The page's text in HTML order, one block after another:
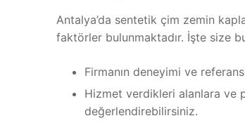
Antalya’da sentetik çim zemin
faktörler bulunmaktadır. İşte size
Firmanın deneyimi ve
Hizmet verdikleri alanlara ve
değerlendirebilirsiniz.